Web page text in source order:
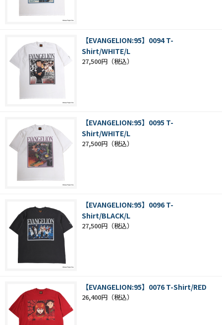
【EVANGELION:95】0094 T-
Shirt/WHITE/L
27,500円
【EVANGELION:95】0095 T-
Shirt/WHITE/L
27,500円
【EVANGELION:95】0096 T-
Shirt/BLACK/L
27,500円
【EVANGELION:95】0076 T-Shirt/RED
26,400円